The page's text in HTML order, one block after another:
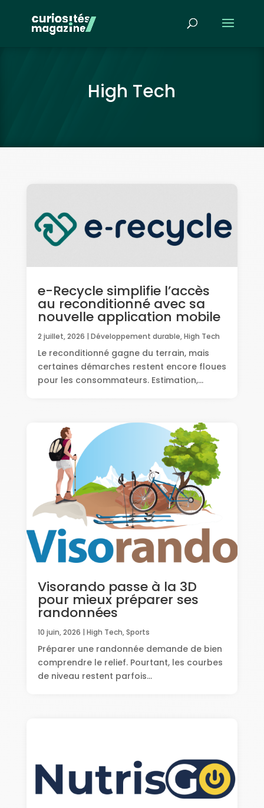
High Tech
e-Recycle simplifie l’accès
au reconditionné avec sa
nouvelle application mobile
2 juillet, 2026 | Développement durable,High Tech
Le reconditionné gagne du terrain, mais
certaines démarches restent encore floues
pour les consommateurs. Estimation,...
Visorando passe à la 3D
pour mieux préparer ses
randonnées
10 juin, 2026 | High Tech,Sports
Préparer une randonnée demande de bien
comprendre le relief. Pourtant, les courbes
de niveau restent parfois...